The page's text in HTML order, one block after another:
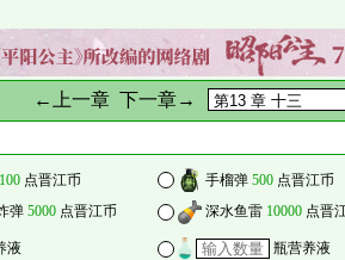
←上一章 下一章→
100 点晋江币 手榴弹 500 点晋江币
弹 5000 点晋江币 深水鱼雷 10000 点晋
液 瓶营养液